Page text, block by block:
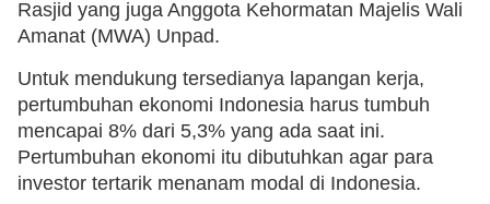
Rasjid yang juga Anggota Kehormatan Majelis Wali
Amanat (MWA) Unpad.
Untuk mendukung tersedianya lapangan kerja,
pertumbuhan ekonomi Indonesia harus tumbuh
mencapai 8% dari 5,3% yang ada saat ini.
Pertumbuhan ekonomi itu dibutuhkan agar para
investor tertarik menanam modal di Indonesia.